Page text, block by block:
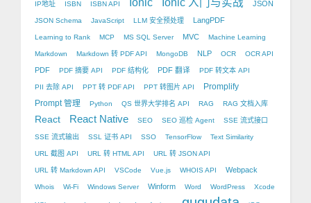
IP地址 ISBN ISBN API Ionic 入门与实战 JSON
JSON Schema JavaScript LLM 安全预处理 LangPDF
Learning to Rank MCP MS SQL Server MVC Machine Learning
Markdown Markdown 转 PDF API MongoDB NLP OCR OCR API
PDF PDF 摘要 API PDF 结构化 PDF 翻译 PDF 转文本 API
PII 去除 API PPT 转 PDF API PPT 转图片 API
Promplify
Prompt 管理
Python QS 世界大学排名 API RAG RAG 文档入库
React React Native SEO SEO 巡检 Agent SSE 流式接口
SSE 流式输出 SSL 证书 API SSO TensorFlow Text Similarity
URL 截图 API URL 转 HTML API URL 转 JSON API
URL 转 Markdown API VSCode Vue.js WHOIS API Webpack
Whois Wi-Fi Windows Server Winform Word WordPress Xcode